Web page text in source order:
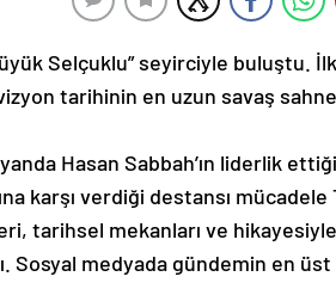
Selçuklu” seyirciyle buluştu.
tarihinin en uzun savaş
Hasan Sabbah’ın liderlik
karşı verdiği destansı mücadele
tarihsel mekanları ve
Sosyal medyada gündemin en üst